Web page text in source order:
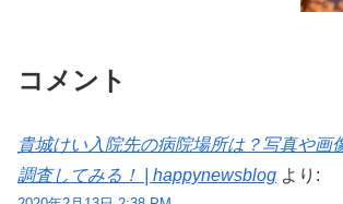
コメント
貴城けい入院先の病院場所は？写真や画
調査してみる！ | happynewsblog より: